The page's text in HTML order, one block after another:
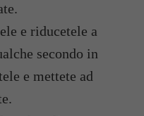
e riducetele a
secondo in
e mettete ad